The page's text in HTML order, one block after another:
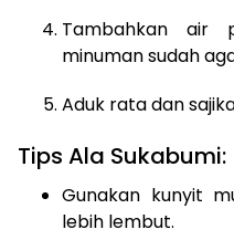
Tambahkan air
minuman sudah
Aduk rata dan
Tips Ala Sukabumi:
Gunakan kunyit
lebih lembut.